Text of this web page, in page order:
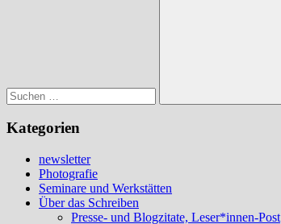
Kategorien
newsletter
Photografie
Seminare und Werkstätten
Über das Schreiben
Presse- und Blogzitate, Leser*innen-Post